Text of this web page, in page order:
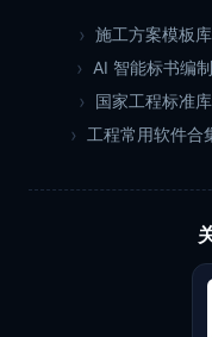
施工方案模板库
AI 智能标书编制
国家工程标准库
工程常用软件合